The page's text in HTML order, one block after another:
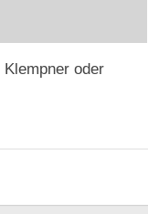
oder